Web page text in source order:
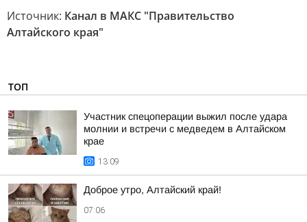
Источник: Канал в МАКС "Правительство
Алтайского края"
ТОП
Участник спецоперации выжил после удара
молнии и встречи с медведем в Алтайском
крае
13:09
Доброе утро, Алтайский край!
07:06